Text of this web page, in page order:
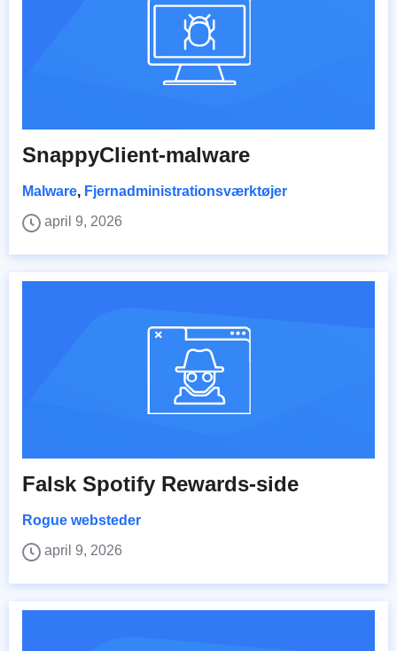
SnappyClient-malware
Malware, Fjernadministrationsværktøjer
april 9, 2026
Falsk Spotify Rewards-side
Rogue websteder
april 9, 2026